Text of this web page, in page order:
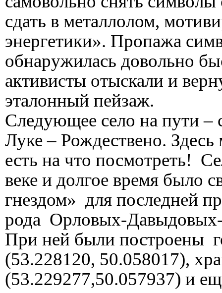
сдать в металлолом,
энергетики». Пропажа
обнаружилась довольно
активисты отыскали и
эталонный пейзаж.
Следующее село на пути
Луке – Рождествено.
есть на что посмотреть!
веке и долгое время было
гнездом» для последней
рода Орловых-
При ней были построены
(53.228120, 50.058017),
(53.229277,50.057937) и